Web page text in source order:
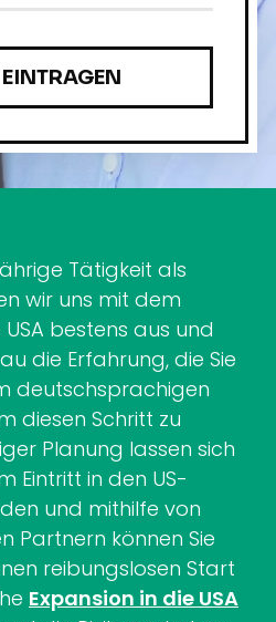
Tätigkeit als
wir uns mit dem
USA bestens aus und
die Erfahrung, die Sie
deutschsprachigen
diesen Schritt zu
Planung lassen sich
Eintritt in den US-
und mithilfe von
Partnern können Sie
reibungslosen Start
Expansion in die USA